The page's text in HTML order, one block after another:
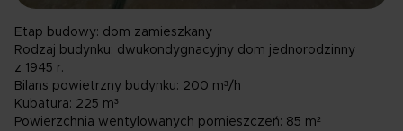
Etap budowy: dom zamieszkany
Rodzaj budynku: dwukondygnacyjny dom jednorodzinny
z 1945 r.
Bilans powietrzny budynku: 200 m³/h
Kubatura: 225 m³
Powierzchnia wentylowanych pomieszczeń: 85 m²